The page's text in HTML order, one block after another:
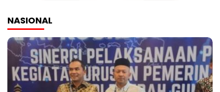
NASIONAL